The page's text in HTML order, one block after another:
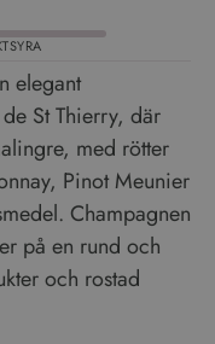
elegant
St Thierry, där
med rötter
Pinot Meunier
Champagnen
på en rund och
och rostad